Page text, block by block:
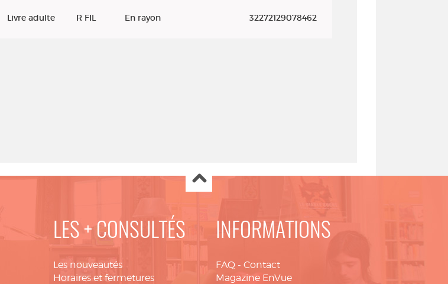
Livre adulte R FIL En rayon 32272129078462
LES + CONSULTÉS
Les nouveautés
Horaires et fermetures
INFORMATIONS
FAQ - Contact
Magazine EnVue